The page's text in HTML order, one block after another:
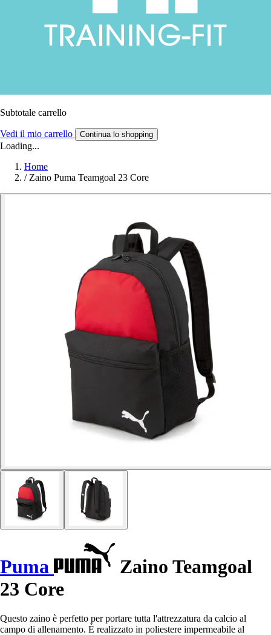
Subtotale carrello
Vedi il mio carrello Continua lo shopping
Loading...
Home
/ Zaino Puma Teamgoal 23 Core
Puma
Zaino Teamgoal
23 Core
Questo zaino è perfetto per portare tutta l'attrezzatura da calcio al
campo di allenamento. È realizzato in poliestere impermeabile al